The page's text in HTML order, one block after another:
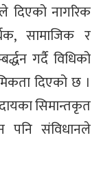
दिएको नागरिक
सामाजिक र
गर्दै विधिको
दिएको छ ।
सिमान्तकृत
पनि संविधानले